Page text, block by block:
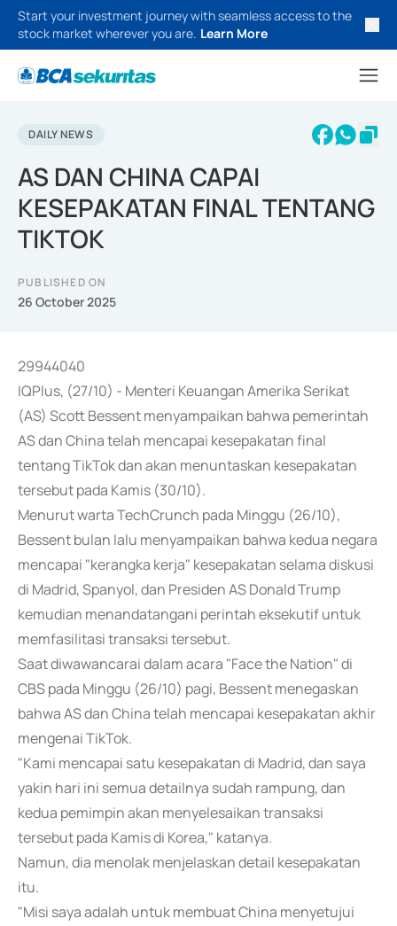
Start your investment journey with seamless access to the
stock market wherever you are. Learn More
DAILY NEWS
AS DAN CHINA CAPAI
KESEPAKATAN FINAL TENTANG
TIKTOK
PUBLISHED ON
26 October 2025
29944040
IQPlus, (27/10) - Menteri Keuangan Amerika Serikat
(AS) Scott Bessent menyampaikan bahwa pemerintah
AS dan China telah mencapai kesepakatan final
tentang TikTok dan akan menuntaskan kesepakatan
tersebut pada Kamis (30/10).
Menurut warta TechCrunch pada Minggu (26/10),
Bessent bulan lalu menyampaikan bahwa kedua negara
mencapai "kerangka kerja" kesepakatan selama diskusi
di Madrid, Spanyol, dan Presiden AS Donald Trump
kemudian menandatangani perintah eksekutif untuk
memfasilitasi transaksi tersebut.
Saat diwawancarai dalam acara "Face the Nation" di
CBS pada Minggu (26/10) pagi, Bessent menegaskan
bahwa AS dan China telah mencapai kesepakatan akhir
mengenai TikTok.
"Kami mencapai satu kesepakatan di Madrid, dan saya
yakin hari ini semua detailnya sudah rampung, dan
kedua pemimpin akan menyelesaikan transaksi
tersebut pada Kamis di Korea," katanya.
Namun, dia menolak menjelaskan detail kesepakatan
itu.
"Misi saya adalah untuk membuat China menyetujui